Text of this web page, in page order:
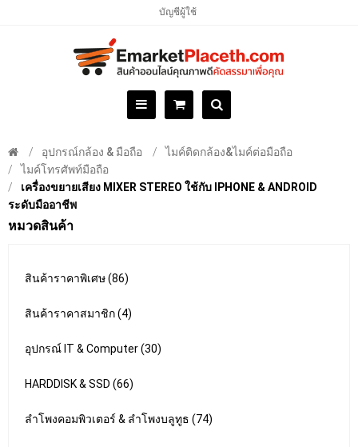
บัญชีผู้ใช้
อุปกรณ์กล้อง & มือถือ
ไมค์ติดกล้อง&ไมค์ต่อมือถือ
ไมค์โทรศัพท์มือถือ
เครื่องขยายเสียง MIXER STEREO ใช้กับ IPHONE & ANDROID
ระดับมืออาชีพ
หมวดสินค้า
สินค้าราคาพิเศษ (86)
สินค้าราคาสมาชิก (4)
อุปกรณ์ IT & Computer (30)
HARDDISK & SSD (66)
ลำโพงคอมพิวเตอร์ & ลำโพงบลูทูธ (74)